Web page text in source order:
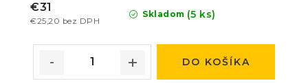
Skladom (5 ks)
€25,20 bez DPH
€31
DO KOŠÍKA